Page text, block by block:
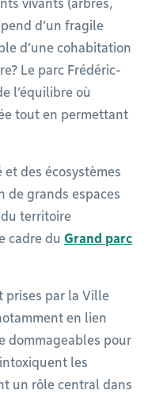
vivants (arbres,
d’un fragile
d’une cohabitation
Le parc Frédéric-
l’équilibre où
tout en permettant
des écosystèmes
de grands espaces
territoire
cadre du Grand parc
prises par la Ville
en lien
dommageables pour
les
un rôle central dans